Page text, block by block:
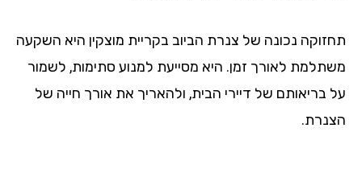
נכונה של צנרת הביוב בקריית מוצקין היא השקעה
לאורך זמן. היא מסייעת למנוע סתימות, לשמור
בריאותם של דיירי הבית, ולהאריך את אורך חייה של